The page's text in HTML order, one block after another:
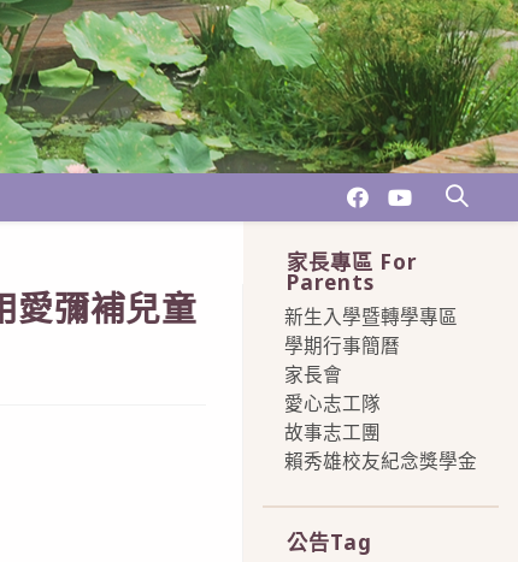
愛彌補兒童
家長專區 For
Parents
新生入學暨轉學專區
學期行事簡曆
家長會
愛心志工隊
故事志工團
賴秀雄校友紀念獎學金
公告Tag